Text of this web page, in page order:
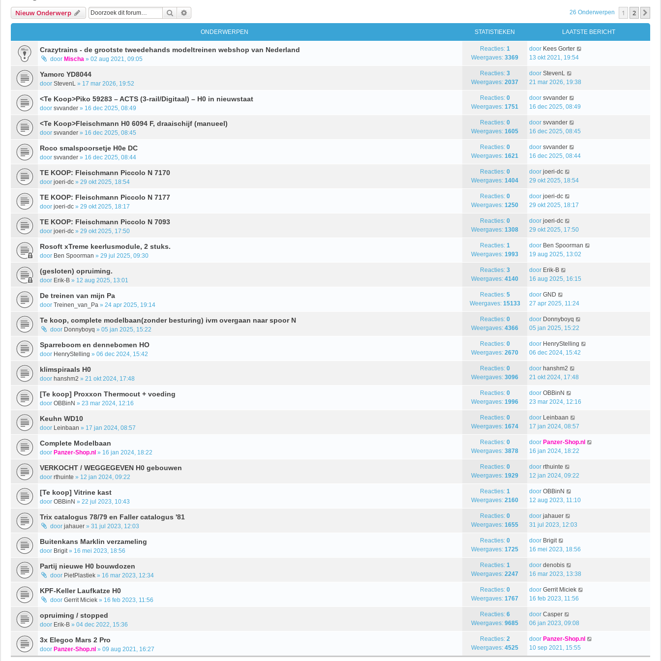
Nieuw Onderwerp Zoek 26 Onderwerpen 1 2
ONDERWERPEN STATISTIEKEN LAATSTE BERICHT
Crazytrains - de grootste tweedehands modeltreinen webshop van Nederland
door Mischa » 02 aug 2021, 09:05
Reacties: 1
Weergaves: 3369
door Kees Gorter
13 okt 2021, 19:54
Yamorc YD8044
door StevenL » 17 mar 2026, 19:52
Reacties: 3
Weergaves: 2037
door StevenL
21 mar 2026, 19:38
<Te Koop>Piko 59283 – ACTS (3-rail/Digitaal) – H0 in nieuwstaat
door svvander » 16 dec 2025, 08:49
Reacties: 0
Weergaves: 1751
door svvander
16 dec 2025, 08:49
<Te Koop>Fleischmann H0 6094 F, draaischijf (manueel)
door svvander » 16 dec 2025, 08:45
Reacties: 0
Weergaves: 1605
door svvander
16 dec 2025, 08:45
Roco smalspoorsetje H0e DC
door svvander » 16 dec 2025, 08:44
Reacties: 0
Weergaves: 1621
door svvander
16 dec 2025, 08:44
TE KOOP: Fleischmann Piccolo N 7170
door joeri-dc » 29 okt 2025, 18:54
Reacties: 0
Weergaves: 1404
door joeri-dc
29 okt 2025, 18:54
TE KOOP: Fleischmann Piccolo N 7177
door joeri-dc » 29 okt 2025, 18:17
Reacties: 0
Weergaves: 1250
door joeri-dc
29 okt 2025, 18:17
TE KOOP: Fleischmann Piccolo N 7093
door joeri-dc » 29 okt 2025, 17:50
Reacties: 0
Weergaves: 1308
door joeri-dc
29 okt 2025, 17:50
Rosoft xTreme keerlusmodule, 2 stuks.
door Ben Spoorman » 29 jul 2025, 09:30
Reacties: 1
Weergaves: 1993
door Ben Spoorman
19 aug 2025, 13:02
(gesloten) opruiming.
door Erik-B » 12 aug 2025, 13:01
Reacties: 3
Weergaves: 4140
door Erik-B
16 aug 2025, 16:15
De treinen van mijn Pa
door Treinen_van_Pa » 24 apr 2025, 19:14
Reacties: 5
Weergaves: 15133
door GND
27 apr 2025, 11:24
Te koop, complete modelbaan(zonder besturing) ivm overgaan naar spoor N
door Donnyboyq » 05 jan 2025, 15:22
Reacties: 0
Weergaves: 4366
door Donnyboyq
05 jan 2025, 15:22
Sparreboom en dennebomen HO
door HenryStelling » 06 dec 2024, 15:42
Reacties: 0
Weergaves: 2670
door HenryStelling
06 dec 2024, 15:42
klimspiraals H0
door hanshm2 » 21 okt 2024, 17:48
Reacties: 0
Weergaves: 3096
door hanshm2
21 okt 2024, 17:48
[Te koop] Proxxon Thermocut + voeding
door OBBinN » 23 mar 2024, 12:16
Reacties: 0
Weergaves: 1996
door OBBinN
23 mar 2024, 12:16
Keuhn WD10
door Leinbaan » 17 jan 2024, 08:57
Reacties: 0
Weergaves: 1674
door Leinbaan
17 jan 2024, 08:57
Complete Modelbaan
door Panzer-Shop.nl » 16 jan 2024, 18:22
Reacties: 0
Weergaves: 3878
door Panzer-Shop.nl
16 jan 2024, 18:22
VERKOCHT / WEGGEGEVEN H0 gebouwen
door rthuinte » 12 jan 2024, 09:22
Reacties: 0
Weergaves: 1929
door rthuinte
12 jan 2024, 09:22
[Te koop] Vitrine kast
door OBBinN » 22 jul 2023, 10:43
Reacties: 1
Weergaves: 2160
door OBBinN
12 aug 2023, 11:10
Trix catalogus 78/79 en Faller catalogus '81
door jahauer » 31 jul 2023, 12:03
Reacties: 0
Weergaves: 1655
door jahauer
31 jul 2023, 12:03
Buitenkans Marklin verzameling
door Brigit» 16 mei 2023, 18:56
Reacties: 0
Weergaves: 1725
door Brigit
16 mei 2023, 18:56
Partij nieuwe H0 bouwdozen
door PietPlastiek » 16 mar 2023, 12:34
Reacties: 1
Weergaves: 2247
door denobis
16 mar 2023, 13:38
KPF-Keller Laufkatze H0
door Gerrit Miciek » 16 feb 2023, 11:56
Reacties: 0
Weergaves: 1767
door Gerrit Miciek
16 feb 2023, 11:56
opruiming / stopped
door Erik-B » 04 dec 2022, 15:36
Reacties: 6
Weergaves: 9685
door Casper
06 jan 2023, 09:08
3x Elegoo Mars 2 Pro
door Panzer-Shop.nl » 09 aug 2021, 16:27
Reacties: 2
Weergaves: 4525
door Panzer-Shop.nl
10 sep 2021, 15:55